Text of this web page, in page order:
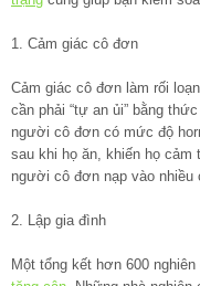
1. Cảm giác cô đơn
Cảm giác cô đơn làm rối
cần phải “tự an ủi” bằng
người cô đơn có mức độ
sau khi họ ăn, khiến họ
người cô đơn nạp vào
2. Lập gia đình
Một tổng kết hơn 600